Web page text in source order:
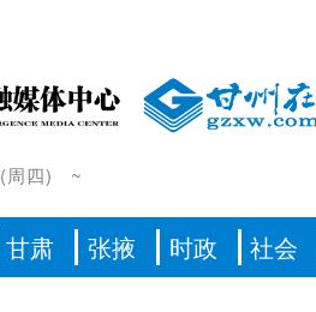
(周四) ~
甘肃 张掖 时政 社会